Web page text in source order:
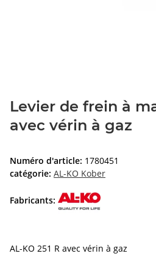
Levier de frein à
avec vérin à gaz
Numéro d'article: 1780451
catégorie: AL-KO Kober
Fabricants:
AL-KO 251 R avec vérin à gaz